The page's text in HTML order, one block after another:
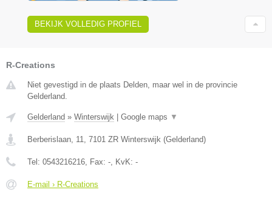
BEKIJK VOLLEDIG PROFIEL
R-Creations
Niet gevestigd in de plaats Delden, maar wel in de provincie
Gelderland.
Gelderland » Winterswijk | Google maps ▼
Berberislaan, 11 7101 ZR Winterswijk (Gelderland)
Tel: 0543216216 , Fax: - , KvK: -
E-mail › R-Creations